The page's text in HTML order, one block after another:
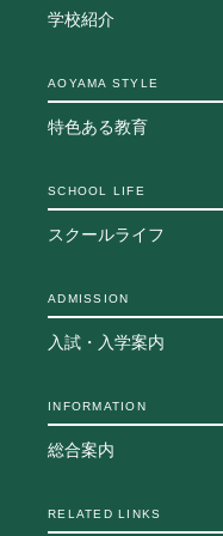
学校紹介
AOYAMA STYLE
特色ある教育
SCHOOL LIFE
スクールライフ
ADMISSION
入試・入学案内
INFORMATION
総合案内
RELATED LINKS